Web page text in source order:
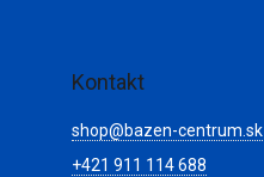
Kontakt
shop@bazen-centrum.sk
+421 911 114 688